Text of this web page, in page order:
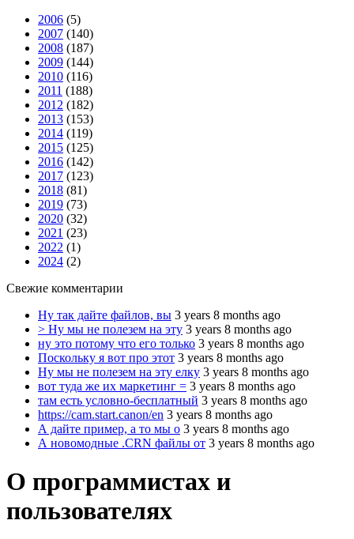
2006 (5)
2007 (140)
2008 (187)
2009 (144)
2010 (116)
2011 (188)
2012 (182)
2013 (153)
2014 (119)
2015 (125)
2016 (142)
2017 (123)
2018 (81)
2019 (73)
2020 (32)
2021 (23)
2022 (1)
2024 (2)
Свежие комментарии
Ну так дайте файлов, вы 3 years 8 months ago
> Ну мы не полезем на эту 3 years 8 months ago
ну это потому что его только 3 years 8 months ago
Поскольку я вот про этот 3 years 8 months ago
Ну мы не полезем на эту елку 3 years 8 months ago
вот туда же их маркетинг = 3 years 8 months ago
там есть условно-бесплатный 3 years 8 months ago
https://cam.start.canon/en 3 years 8 months ago
А дайте пример, а то мы о 3 years 8 months ago
А новомодные .CRN файлы от 3 years 8 months ago
О программистах и
пользователях